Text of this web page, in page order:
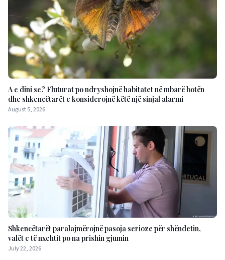
A e dini se? Fluturat po ndryshojnë habitatet në mbarë botën
dhe shkencëtarët e konsiderojnë këtë një sinjal alarmi
August 5, 2026
Shkencëtarët paralajmërojnë pasoja serioze për shëndetin,
valët e të nxehtit po na prishin gjumin
July 22, 2026